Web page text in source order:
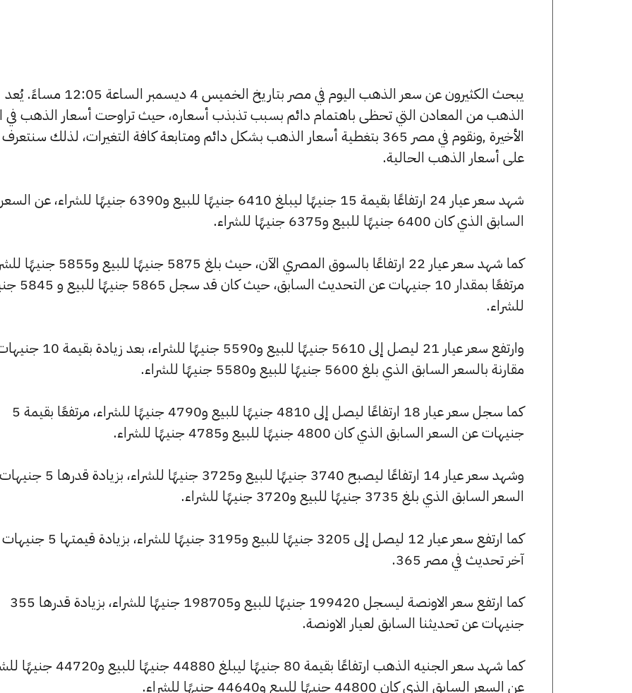
يبحث الكثيرون عن سعر الذهب اليوم في مصر بتاريخ الخميس 4 ديسمبر الساعة 12:05 مساءً. يُعد
الذهب من المعادن التي تحظى باهتمام دائم بسبب تذبذب أسعاره، حيث تراوحت أسعار الذهب في
الأخيرة ,ونقوم في مصر 365 بتغطية أسعار الذهب بشكل دائم ومتابعة كافة التغيرات، لذلك
على أسعار الذهب الحالية.
شهد سعر عيار 24 ارتفاعًا بقيمة 15 جنيهًا ليبلغ 6410 جنيهًا للبيع و6390 جنيهًا للشراء، عن السعر
السابق الذي كان 6400 جنيهًا للبيع و6375 جنيهًا للشراء.
كما شهد سعر عيار 22 ارتفاعًا بالسوق المصري الآن، حيث بلغ 5875 جنيهًا
مرتفعًا بمقدار 10 جنيهات عن التحديث
للشراء.
وارتفع سعر عيار 21 ليصل إلى 5610 جنيهًا للبيع و5590 جنيهًا للشراء، بعد زيادة
مقارنة بالسعر السابق الذي بلغ 5600 جنيهًا للبيع و5580 جنيهًا للشراء.
كما سجل سعر عيار 18 ارتفاعًا ليصل إلى 4810 جنيهًا للبيع و4790 جنيهًا للشراء، مرتفعًا بقيمة 5
جنيهات عن السعر السابق الذي كان 4800 جنيهًا للبيع و4785 جنيهًا للشراء.
وشهد سعر عيار 14 ارتفاعًا ليصبح 3740 جنيهًا للبيع و3725
السعر السابق الذي بلغ 3735 جنيهًا للبيع و3720 جنيهًا للشراء.
كما ارتفع سعر عيار 12 ليصل إلى 3205 جنيهًا للبيع و3195 جنيهًا
آخر تحديث في مصر 365.
كما ارتفع سعر الاونصة ليسجل 199420 جنيهًا للبيع و198705 جنيهًا للشراء، بزيادة قدرها 355
جنيهات عن تحديثنا السابق لعيار الاونصة.
كما شهد سعر الجنيه الذهب ارتفاعًا بقيمة 80 جنيهًا ليبلغ 44880
عن السعر السابق الذي كان 44800 جنيهًا للبيع و44640 جنيهًا للشراء.